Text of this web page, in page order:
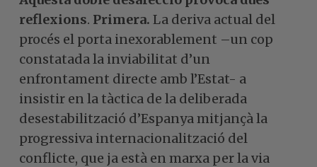
reflexions. Primera. La deriva actual del
procés el porta inexorablement –un cop
constatada la inviabilitat d’un
enfrontament directe amb l’Estat- a
insistir en la tàctica de la deliberada
desestabilització d’Espanya mitjançà la
progressiva internacionalització del
conflicte, que ja està en marxa per la via